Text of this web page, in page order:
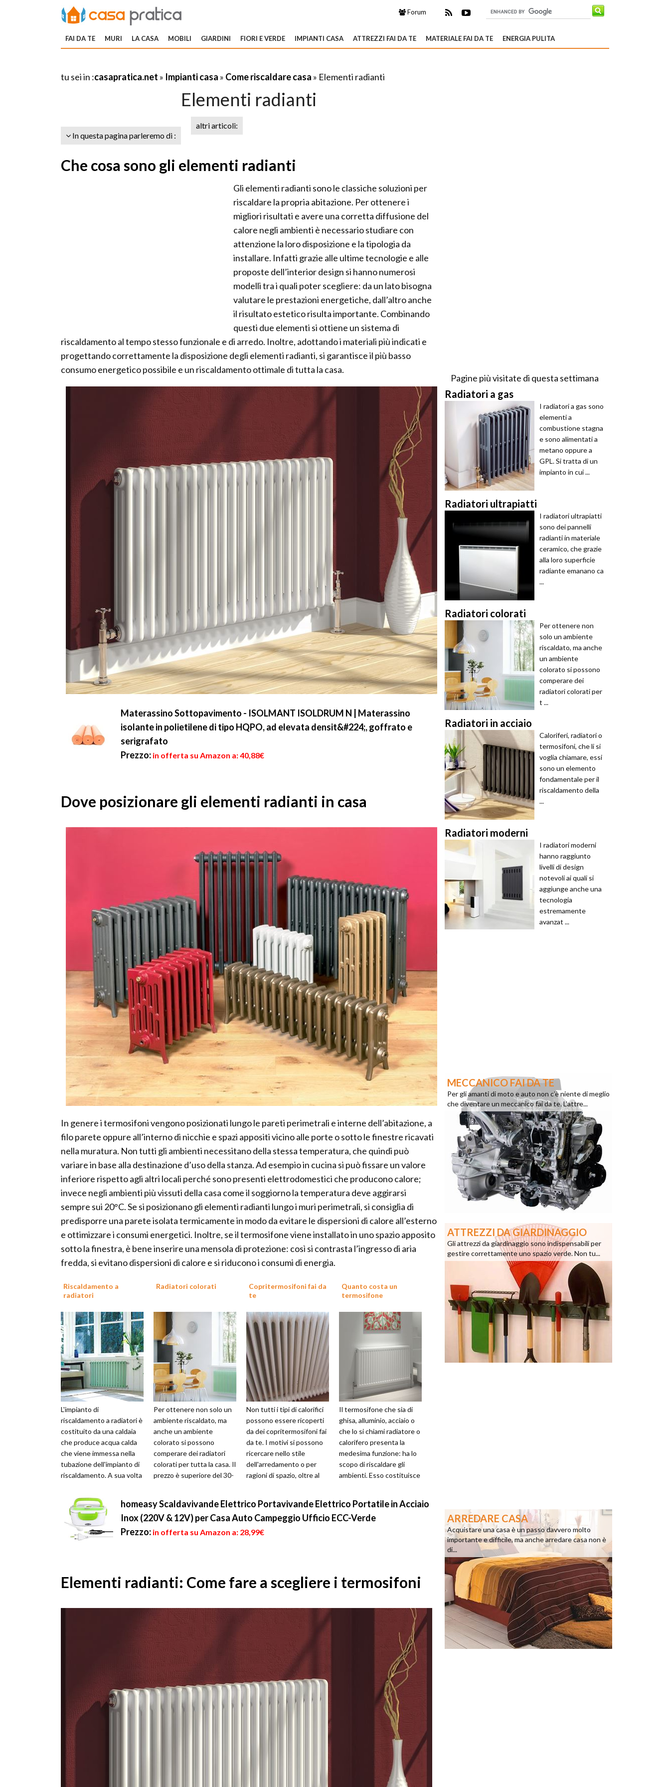
Forum
FAI DA TE MURI LA CASA MOBILI GIARDINI FIORI E VERDE IMPIANTI CASA ATTREZZI FAI DA TE MATERIALE FAI DA TE ENERGIA PULITA
tu sei in :casapratica.net » Impianti casa » Come riscaldare casa » Elementi radianti
Elementi radianti
In questa pagina parleremo di :
altri articoli:
Che cosa sono gli elementi radianti
Gli elementi radianti sono le classiche soluzioni per
riscaldare la propria abitazione. Per ottenere i
migliori risultati e avere una corretta diffusione del
calore negli ambienti è necessario studiare con
attenzione la loro disposizione e la tipologia da
installare. Infatti grazie alle ultime tecnologie e alle
proposte dell’interior design si hanno numerosi
modelli tra i quali poter scegliere: da un lato bisogna
valutare le prestazioni energetiche, dall’altro anche
il risultato estetico risulta importante. Combinando
questi due elementi si ottiene un sistema di
riscaldamento al tempo stesso funzionale e di arredo. Inoltre, adottando i materiali più indicati e
progettando correttamente la disposizione degli elementi radianti, si garantisce il più basso
consumo energetico possibile e un riscaldamento ottimale di tutta la casa.
Materassino Sottopavimento - ISOLMANT ISOLDRUM N | Materassino
isolante in polietilene di tipo HQPO, ad elevata densit&#224;, goffrato e
serigrafato
Prezzo: in offerta su Amazon a: 40,88€
Dove posizionare gli elementi radianti in casa
In genere i termosifoni vengono posizionati lungo le pareti perimetrali e interne dell’abitazione, a
filo parete oppure all’interno di nicchie e spazi appositi vicino alle porte o sotto le finestre ricavati
nella muratura. Non tutti gli ambienti necessitano della stessa temperatura, che quindi può
variare in base alla destinazione d’uso della stanza. Ad esempio in cucina si può fissare un valore
inferiore rispetto agli altri locali perché sono presenti elettrodomestici che producono calore;
invece negli ambienti più vissuti della casa come il soggiorno la temperatura deve aggirarsi
sempre sui 20°C. Se si posizionano gli elementi radianti lungo i muri perimetrali, si consiglia di
predisporre una parete isolata termicamente in modo da evitare le dispersioni di calore all’esterno
e ottimizzare i consumi energetici. Inoltre, se il termosifone viene installato in uno spazio apposito
sotto la finestra, è bene inserire una mensola di protezione: così si contrasta l’ingresso di aria
fredda, si evitano dispersioni di calore e si riducono i consumi di energia.
Riscaldamento a
radiatori
L'impianto di
riscaldamento a radiatori è
costituito da una caldaia
che produce acqua calda
che viene immessa nella
tubazione dell'impianto di
riscaldamento. A sua volta
Radiatori colorati
Per ottenere non solo un
ambiente riscaldato, ma
anche un ambiente
colorato si possono
comperare dei radiatori
colorati per tutta la casa. Il
prezzo è superiore del 30-
Copritermosifoni fai da
te
Non tutti i tipi di calorifici
possono essere ricoperti
da dei copritermosifoni fai
da te. I motivi si possono
ricercare nello stile
dell'arredamento o per
ragioni di spazio, oltre al
Quanto costa un
termosifone
Il termosifone che sia di
ghisa, alluminio, acciaio o
che lo si chiami radiatore o
calorifero presenta la
medesima funzione: ha lo
scopo di riscaldare gli
ambienti. Esso costituisce
homeasy Scaldavivande Elettrico Portavivande Elettrico Portatile in Acciaio
Inox (220V & 12V) per Casa Auto Campeggio Ufficio ECC-Verde
Prezzo: in offerta su Amazon a: 28,99€
Elementi radianti: Come fare a scegliere i termosifoni
Pagine più visitate di questa settimana
Radiatori a gas
I radiatori a gas sono
elementi a
combustione stagna
e sono alimentati a
metano oppure a
GPL. Si tratta di un
impianto in cui ...
Radiatori ultrapiatti
I radiatori ultrapiatti
sono dei pannelli
radianti in materiale
ceramico, che grazie
alla loro superficie
radiante emanano ca
...
Radiatori colorati
Per ottenere non
solo un ambiente
riscaldato, ma anche
un ambiente
colorato si possono
comperare dei
radiatori colorati per
t ...
Radiatori in acciaio
Caloriferi, radiatori o
termosifoni, che li si
voglia chiamare, essi
sono un elemento
fondamentale per il
riscaldamento della
...
Radiatori moderni
I radiatori moderni
hanno raggiunto
livelli di design
notevoli ai quali si
aggiunge anche una
tecnologia
estremamente
avanzat ...
MECCANICO FAI DA TE
Per gli amanti di moto e auto non c’è niente di meglio
che diventare un meccanico fai da te. L’attre...
ATTREZZI DA GIARDINAGGIO
Gli attrezzi da giardinaggio sono indispensabili per
gestire correttamente uno spazio verde. Non tu...
ARREDARE CASA
Acquistare una casa è un passo davvero molto
importante e difficile, ma anche arredare casa non è
di...